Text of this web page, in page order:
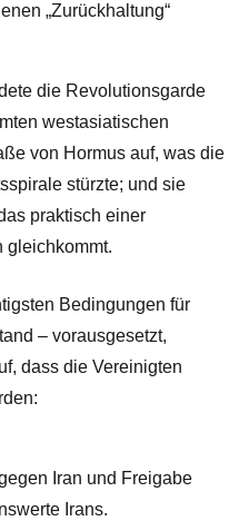
„Zurückhaltung“
die Revolutionsgarde
westasiatischen
von Hormus auf, was die
stürzte; und sie
praktisch einer
gleichkommt.
Bedingungen für
– vorausgesetzt,
dass die Vereinigten
Iran und Freigabe
Irans.